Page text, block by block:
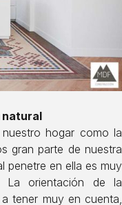
natural
hogar como la
gran parte de nuestra
penetre en ella es muy
La orientación de la
tener muy en cuenta,